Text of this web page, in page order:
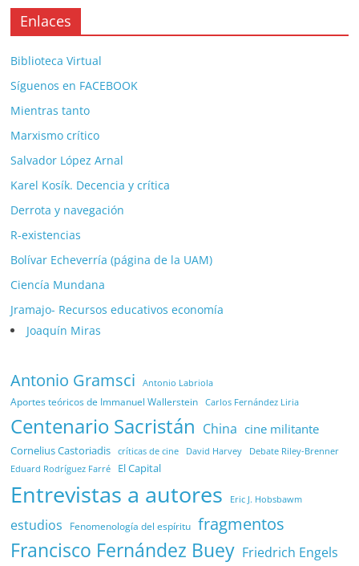
Enlaces
Biblioteca Virtual
Síguenos en FACEBOOK
Mientras tanto
Marxismo crítico
Salvador López Arnal
Karel Kosík. Decencia y crítica
Derrota y navegación
R-existencias
Bolívar Echeverría (página de la UAM)
Ciencía Mundana
Jramajo- Recursos educativos economía
Joaquín Miras
Antonio Gramsci Antonio Labriola
Aportes teóricos de Immanuel Wallerstein Carlos Fernández Liria
Centenario Sacristán China cine militante
Cornelius Castoriadis críticas de cine David Harvey Debate Riley-Brenner
Eduard Rodríguez Farré El Capital
Entrevistas a autores Eric J. Hobsbawm
estudios Fenomenología del espíritu fragmentos
Francisco Fernández Buey Friedrich Engels